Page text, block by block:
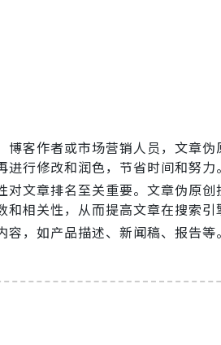
客作者或市场营销人员，文章
行修改和润色，节省时间和努力。
文章排名至关重要。文章伪原
相关性，从而提高文章在搜索引
，如产品描述、新闻稿、报告